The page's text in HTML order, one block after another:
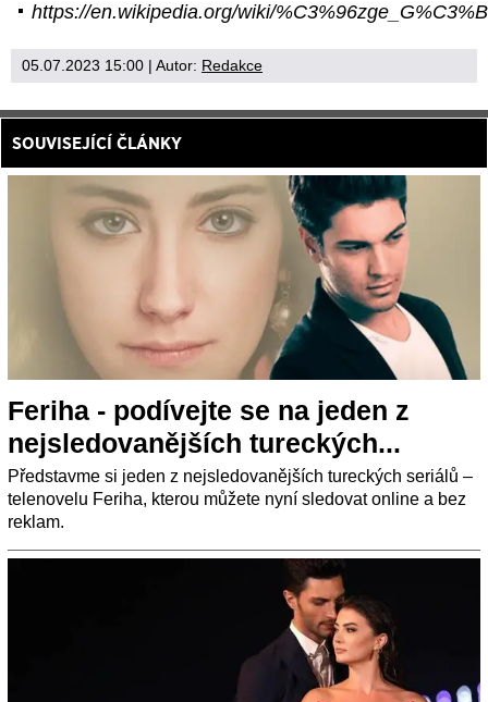
https://en.wikipedia.org/wiki/
05.07.2023 15:00 | Autor: Redakce
SOUVISEJÍCÍ ČLÁNKY
Feriha - podívejte se na jeden z
nejsledovanějších tureckých...
Představme si jeden z nejsledovanějších tureckých seriálů –
telenovelu Feriha, kterou můžete nyní sledovat online a bez
reklam.